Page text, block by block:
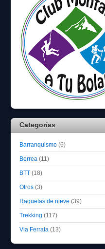
Categorías
Barranquismo (6)
Berrea (11)
BTT (18)
Otros (3)
Raquetas de nieve (39)
Trekking (117)
Via Ferrata (13)